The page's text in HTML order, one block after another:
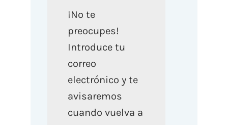
¡No te
preocupes!
Introduce tu
correo
electrónico y te
avisaremos
cuando vuelva a